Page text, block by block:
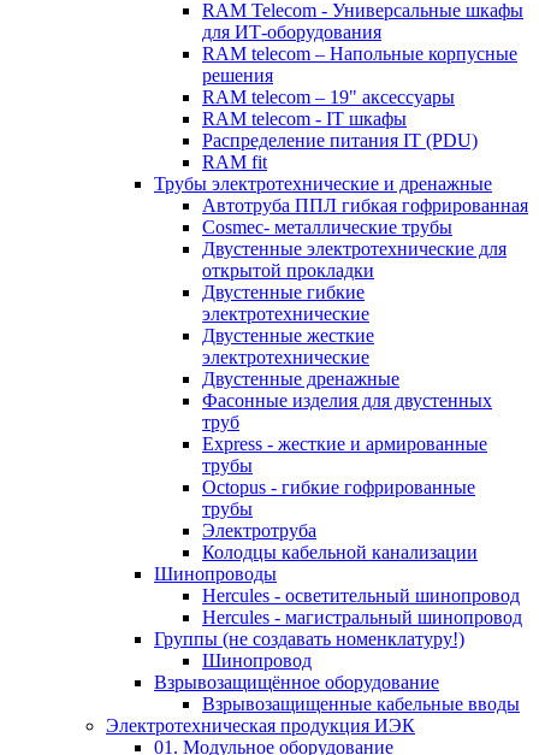
RAM Telecom - Универсальные шкафы
для ИТ-оборудования
RAM telecom – Напольные корпусные
решения
RAM telecom – 19" аксессуары
RAM telecom - IT шкафы
Распределение питания IT (PDU)
RAM fit
Трубы электротехнические и дренажные
Автотруба ППЛ гибкая гофрированная
Cosmec- металлические трубы
Двустенные электротехнические для
открытой прокладки
Двустенные гибкие
электротехнические
Двустенные жесткие
электротехнические
Двустенные дренажные
Фасонные изделия для двустенных
труб
Express - жесткие и армированные
трубы
Octopus - гибкие гофрированные
трубы
Электротруба
Колодцы кабельной канализации
Шинопроводы
Hercules - осветительный шинопровод
Hercules - магистральный шинопровод
Группы (не создавать номенклатуру!)
Шинопровод
Взрывозащищённое оборудование
Взрывозащищенные кабельные вводы
Электротехническая продукция ИЭК
01. Модульное оборудование